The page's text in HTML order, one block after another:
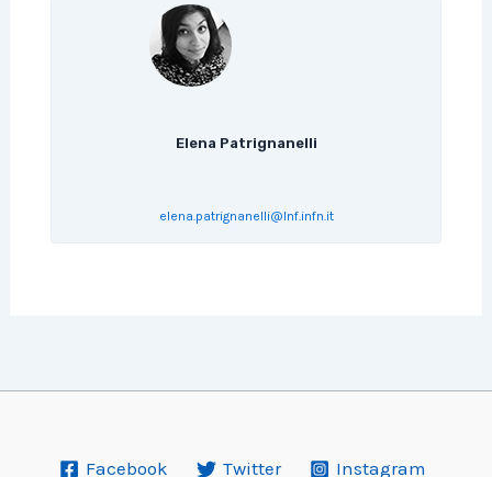
Elena Patrignanelli
elena.patrignanelli@lnf.infn.it
Facebook Twitter Instagram